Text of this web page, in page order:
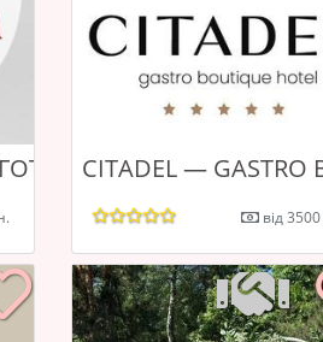
CITADEL — GASTRO
від